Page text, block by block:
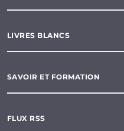
LIVRES BLANCS
SAVOIR ET FORMATION
FLUX RSS